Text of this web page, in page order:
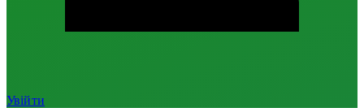
Увійти